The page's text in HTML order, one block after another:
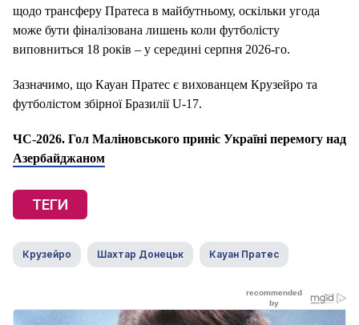
щодо трансферу Пратеса в майбутньому, оскільки угода
може бути фіналізована лишень коли футболісту
виповниться 18 років – у середині серпня 2026-го.
Зазначимо, що Кауан Пратес є вихованцем Крузейро та
футболістом збірної Бразилії U-17.
ЧС-2026. Гол Маліновського приніс Україні перемогу над
Азербайджаном
ТЕГИ
Крузейро Шахтар Донецьк Кауан Пратес